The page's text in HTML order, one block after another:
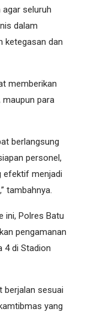
agar seluruh
dalam
ketegasan dan
memberikan
maupun para
berlangsung
personel,
efektif menjadi
tambahnya.
ini, Polres Batu
pengamanan
4 di Stadion
berjalan sesuai
yang